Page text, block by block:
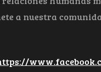
a nuestra